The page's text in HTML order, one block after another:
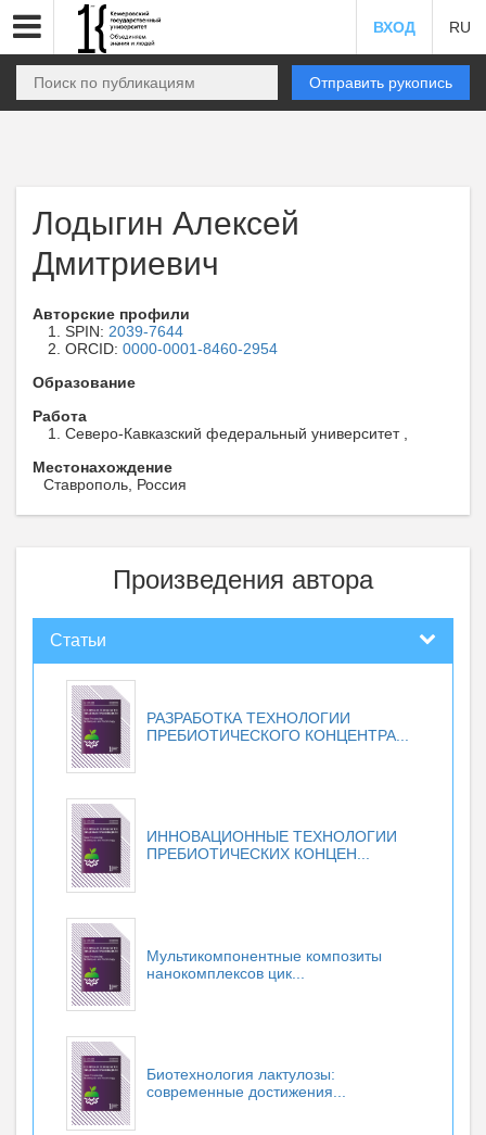
ВХОД RU
Отправить рукопись
Лодыгин Алексей
Дмитриевич
Авторские профили
SPIN: 2039-7644
ORCID: 0000-0001-8460-2954
Образование
Работа
Северо-Кавказский федеральный университет ,
Местонахождение
Ставрополь, Россия
Произведения автора
Статьи
РАЗРАБОТКА ТЕХНОЛОГИИ
ПРЕБИОТИЧЕСКОГО КОНЦЕНТРА...
ИННОВАЦИОННЫЕ ТЕХНОЛОГИИ
ПРЕБИОТИЧЕСКИХ КОНЦЕН...
Мультикомпонентные композиты
нанокомплексов цик...
Биотехнология лактулозы:
современные достижения...